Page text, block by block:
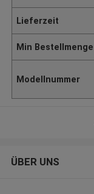
Lieferzeit
Min Bestellmenge
Modellnummer
ÜBER UNS